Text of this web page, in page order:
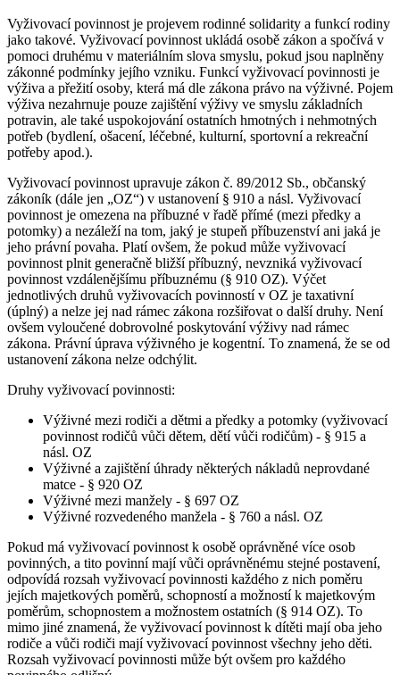
Vyživovací povinnost je projevem rodinné solidarity a funkcí rodiny
jako takové. Vyživovací povinnost ukládá osobě zákon a spočívá v
pomoci druhému v materiálním slova smyslu, pokud jsou naplněny
zákonné podmínky jejího vzniku. Funkcí vyživovací povinnosti je
výživa a přežití osoby, která má dle zákona právo na výživné. Pojem
výživa nezahrnuje pouze zajištění výživy ve smyslu základních
potravin, ale také uspokojování ostatních hmotných i nehmotných
potřeb (bydlení, ošacení, léčebné, kulturní, sportovní a rekreační
potřeby apod.).
Vyživovací povinnost upravuje zákon č. 89/2012 Sb., občanský
zákoník (dále jen „OZ“) v ustanovení § 910 a násl. Vyživovací
povinnost je omezena na příbuzné v řadě přímé (mezi předky a
potomky) a nezáleží na tom, jaký je stupeň příbuzenství ani jaká je
jeho právní povaha. Platí ovšem, že pokud může vyživovací
povinnost plnit generačně bližší příbuzný, nevzniká vyživovací
povinnost vzdálenějšímu příbuznému (§ 910 OZ). Výčet
jednotlivých druhů vyživovacích povinností v OZ je taxativní
(úplný) a nelze jej nad rámec zákona rozšiřovat o další druhy. Není
ovšem vyloučené dobrovolné poskytování výživy nad rámec
zákona. Právní úprava výživného je kogentní. To znamená, že se od
ustanovení zákona nelze odchýlit.
Druhy vyživovací povinnosti:
Výživné mezi rodiči a dětmi a předky a potomky (vyživovací
povinnost rodičů vůči dětem, dětí vůči rodičům) - § 915 a
násl. OZ
Výživné a zajištění úhrady některých nákladů neprovdané
matce - § 920 OZ
Výživné mezi manžely - § 697 OZ
Výživné rozvedeného manžela - § 760 a násl. OZ
Pokud má vyživovací povinnost k osobě oprávněné více osob
povinných, a tito povinní mají vůči oprávněnému stejné postavení,
odpovídá rozsah vyživovací povinnosti každého z nich poměru
jejích majetkových poměrů, schopností a možností k majetkovým
poměrům, schopnostem a možnostem ostatních (§ 914 OZ). To
mimo jiné znamená, že vyživovací povinnost k dítěti mají oba jeho
rodiče a vůči rodiči mají vyživovací povinnost všechny jeho děti.
Rozsah vyživovací povinnosti může být ovšem pro každého